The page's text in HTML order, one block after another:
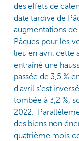
des effets de
date tardive de
augmentations de
Pâques pour les
lieu en avril cette
entraîné une
passée de 3,5 %
d'avril s'est
tombée à 3,2 %,
2022.
des biens non
quatrième mois